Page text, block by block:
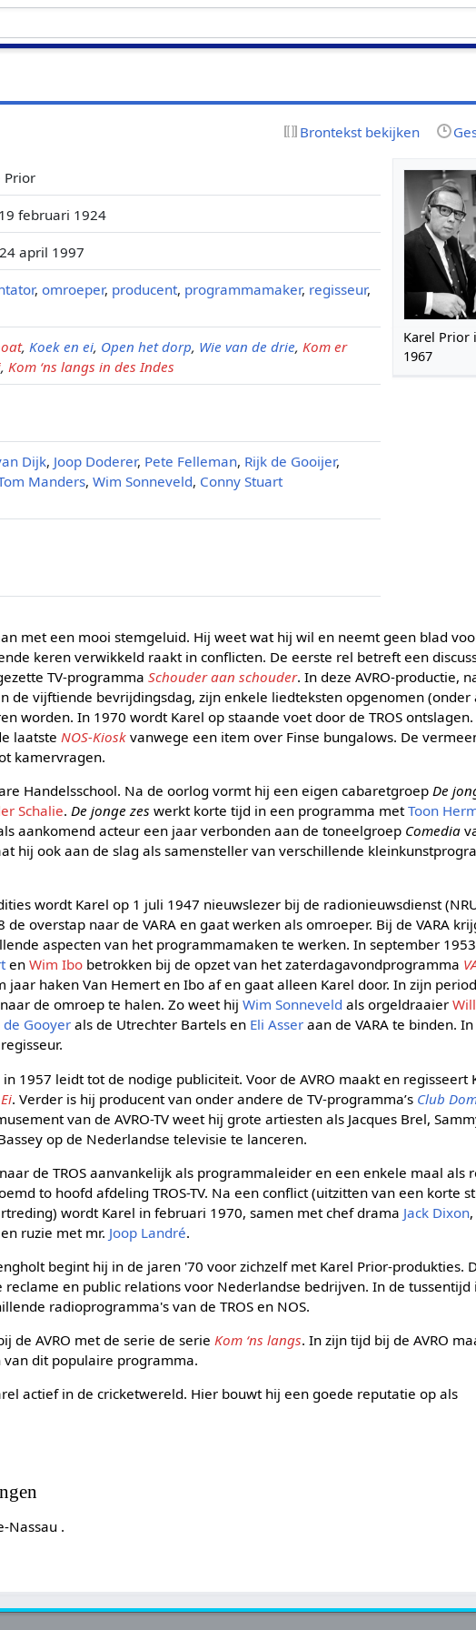
Brontekst bekijken
Karel Prior
1967
Prior
februari 1924
april 1997
,omroeper, producent, programmamaker, regisseur,
, Koek en ei, Open het dorp, Wie van de drie, Kom er
, Kom ‘ns langs in des Indes
Dijk, Joop Doderer, Pete Felleman, Rijk de Gooijer,
Manders,Wim Sonneveld, Conny Stuart
met een mooi stemgeluid. Hij weet wat hij wil en neemt geen blad
keren verwikkeld raakt in conflicten. De eerste rel betreft een
TV-programmaSchouder aan schouder. In deze AVRO-productie,
de vijftiende bevrijdingsdag, zijn enkele liedteksten opgenomen (onder
worden. In 1970 wordt Karel op staande voet door de TROS
laatste NOS-Kiosk vanwege een item over Finse bungalows. De
kamervragen.
Handelsschool. Na de oorlog vormt hij een eigen cabaretgroepDe
Schalie.De jonge zes werkt korte tijd in een programma metToon
aankomend acteur een jaar verbonden aan de toneelgroep Comedia
hij ook aan de slag als samensteller van verschillende
wordt Karel op 1 juli 1947 nieuwslezer bij de radionieuwsdienst
overstap naar de VARA en gaat werken als omroeper. Bij de VARA
aspecten van het programmamaken te werken. In september
enWim Ibo betrokken bij de opzet van het zaterdagavondprogramma
jaar haken Van Hemert en Ibo af en gaat alleen Karel door. In zijn
de omroep te halen. Zo weet hijWim Sonneveld als orgeldraaier
de Gooyerals de Utrechter Bartels en Eli Asser aan de VARA te binden.
1957 leidt tot de nodige publiciteit. Voor de AVRO maakt en regisseert
. Verder is hij producent van onder andere de TV-programma’s Club
van de AVRO-TV weet hij grote artiesten als Jacques Brel,
op de Nederlandse televisie te lanceren.
de TROS aanvankelijk als programmaleider en een enkele maal als
to hoofd afdeling TROS-TV. Na een conflict (uitzitten van een korte
wordt Karel in februari 1970, samen met chef drama Jack Dixon
ruzie met mr. Joop Landré.
begint hij in de jaren '70 voor zichzelf met Karel Prior-produkties.
en public relations voor Nederlandse bedrijven. In de tussentijd
radioprogramma's van de TROS en NOS.
de AVRO met de serie de serieKom ‘ns langs. In zijn tijd bij de AVRO
dit populaire programma.
actief in de cricketwereld. Hier bouwt hij een goede reputatie op als
Nassau .